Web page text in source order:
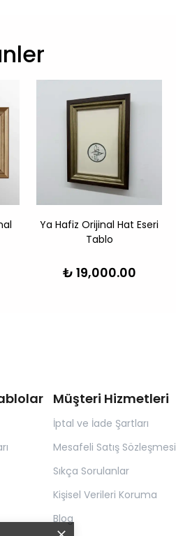
Ya Hafiz Orijinal Hat Eseri
Tablo
₺ 19,000.00
Müşteri Hizmetleri
İptal ve İade Şartları
Mesafeli Satış Sözleşmesi
Sıkça Sorulanlar
Kişisel Verileri Koruma
Blog